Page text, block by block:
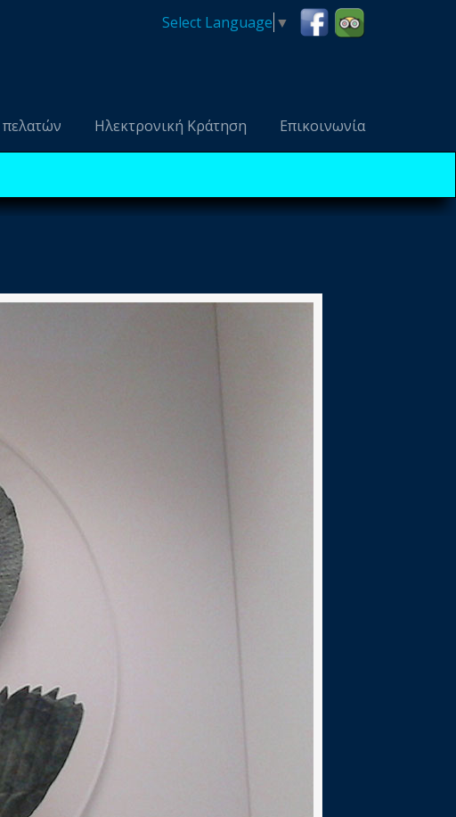
Select Language ▼
Ηλεκτρονική Κράτηση Επικοινωνία